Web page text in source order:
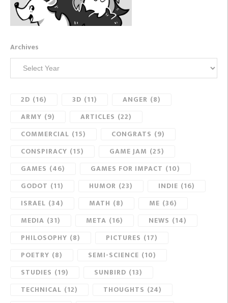
Archives
2D (16) 3D (11) ANGER (8)
ARMY (9) ARTICLES (22)
COMMERCIAL (15) CONGRATS (9)
CONSPIRACY (15) GAME JAM (25)
GAMES (46) GAMES FOR IMPACT (10)
GODOT (11) HUMOR (23) INDIE (16)
ISRAEL (34) MATH (8) ME (36)
MEDIA (31) META (16) NEWS (14)
PHILOSOPHY (8) PICTURES (17)
POETRY (8) SEMI-SCIENCE (10)
STUDIES (19) SUNBIRD (13)
TECHNICAL (12) THOUGHTS (24)